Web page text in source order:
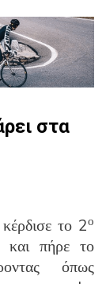
στα
το 2ο
πήρε το
όπως